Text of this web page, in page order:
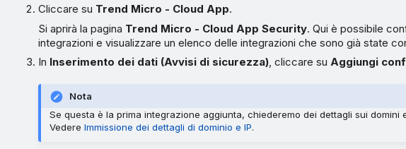
Cliccare su Trend Micro - Cloud App.
Si aprirà la pagina Trend Micro - Cloud App Security. Qui è possibile
integrazioni e visualizzare un elenco delle integrazioni che sono già state
In Inserimento dei dati (Avvisi di sicurezza), cliccare suAggiungi
Nota
Se questa è la prima integrazione aggiunta, chiederemo dei dettagli sui domini
VedereImmissione dei dettagli di dominio e IP.